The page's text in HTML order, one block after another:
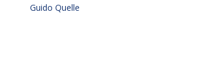
Guido Quelle